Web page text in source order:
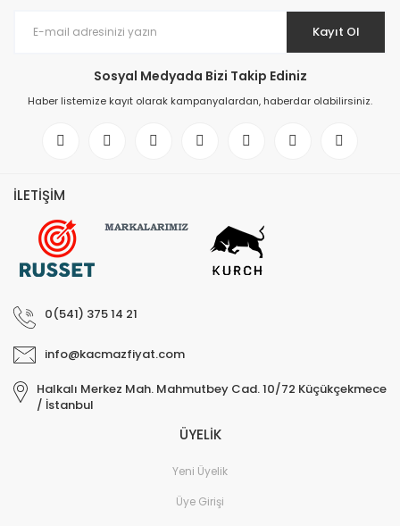
Kayıt Ol
Sosyal Medyada Bizi Takip Ediniz
Haber listemize kayıt olarak kampanyalardan, haberdar olabilirsiniz.
İLETİŞİM
0(541) 375 14 21
info@kacmazfiyat.com
Halkalı Merkez Mah. Mahmutbey Cad. 10/72 Küçükçekmece
/ İstanbul
ÜYELİK
Yeni Üyelik
Üye Girişi